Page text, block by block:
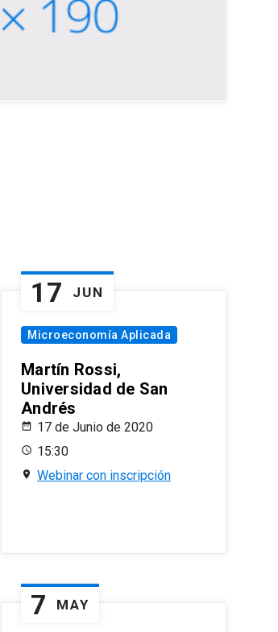
17 JUN
Microeconomía Aplicada
Martín Rossi,
Universidad de San
Andrés
17 de Junio de 2020
15:30
Webinar con inscripción
7 MAY